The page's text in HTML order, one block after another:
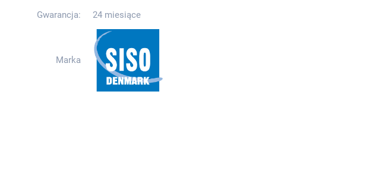
Gwarancja:
24 miesiące
Marka